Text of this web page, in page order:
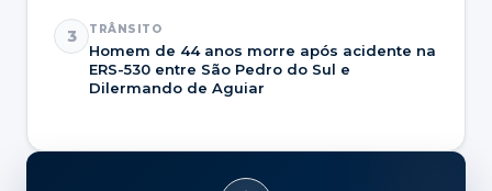
3 TRÂNSITO
Homem de 44 anos morre após acidente na
ERS-530 entre São Pedro do Sul e
Dilermando de Aguiar